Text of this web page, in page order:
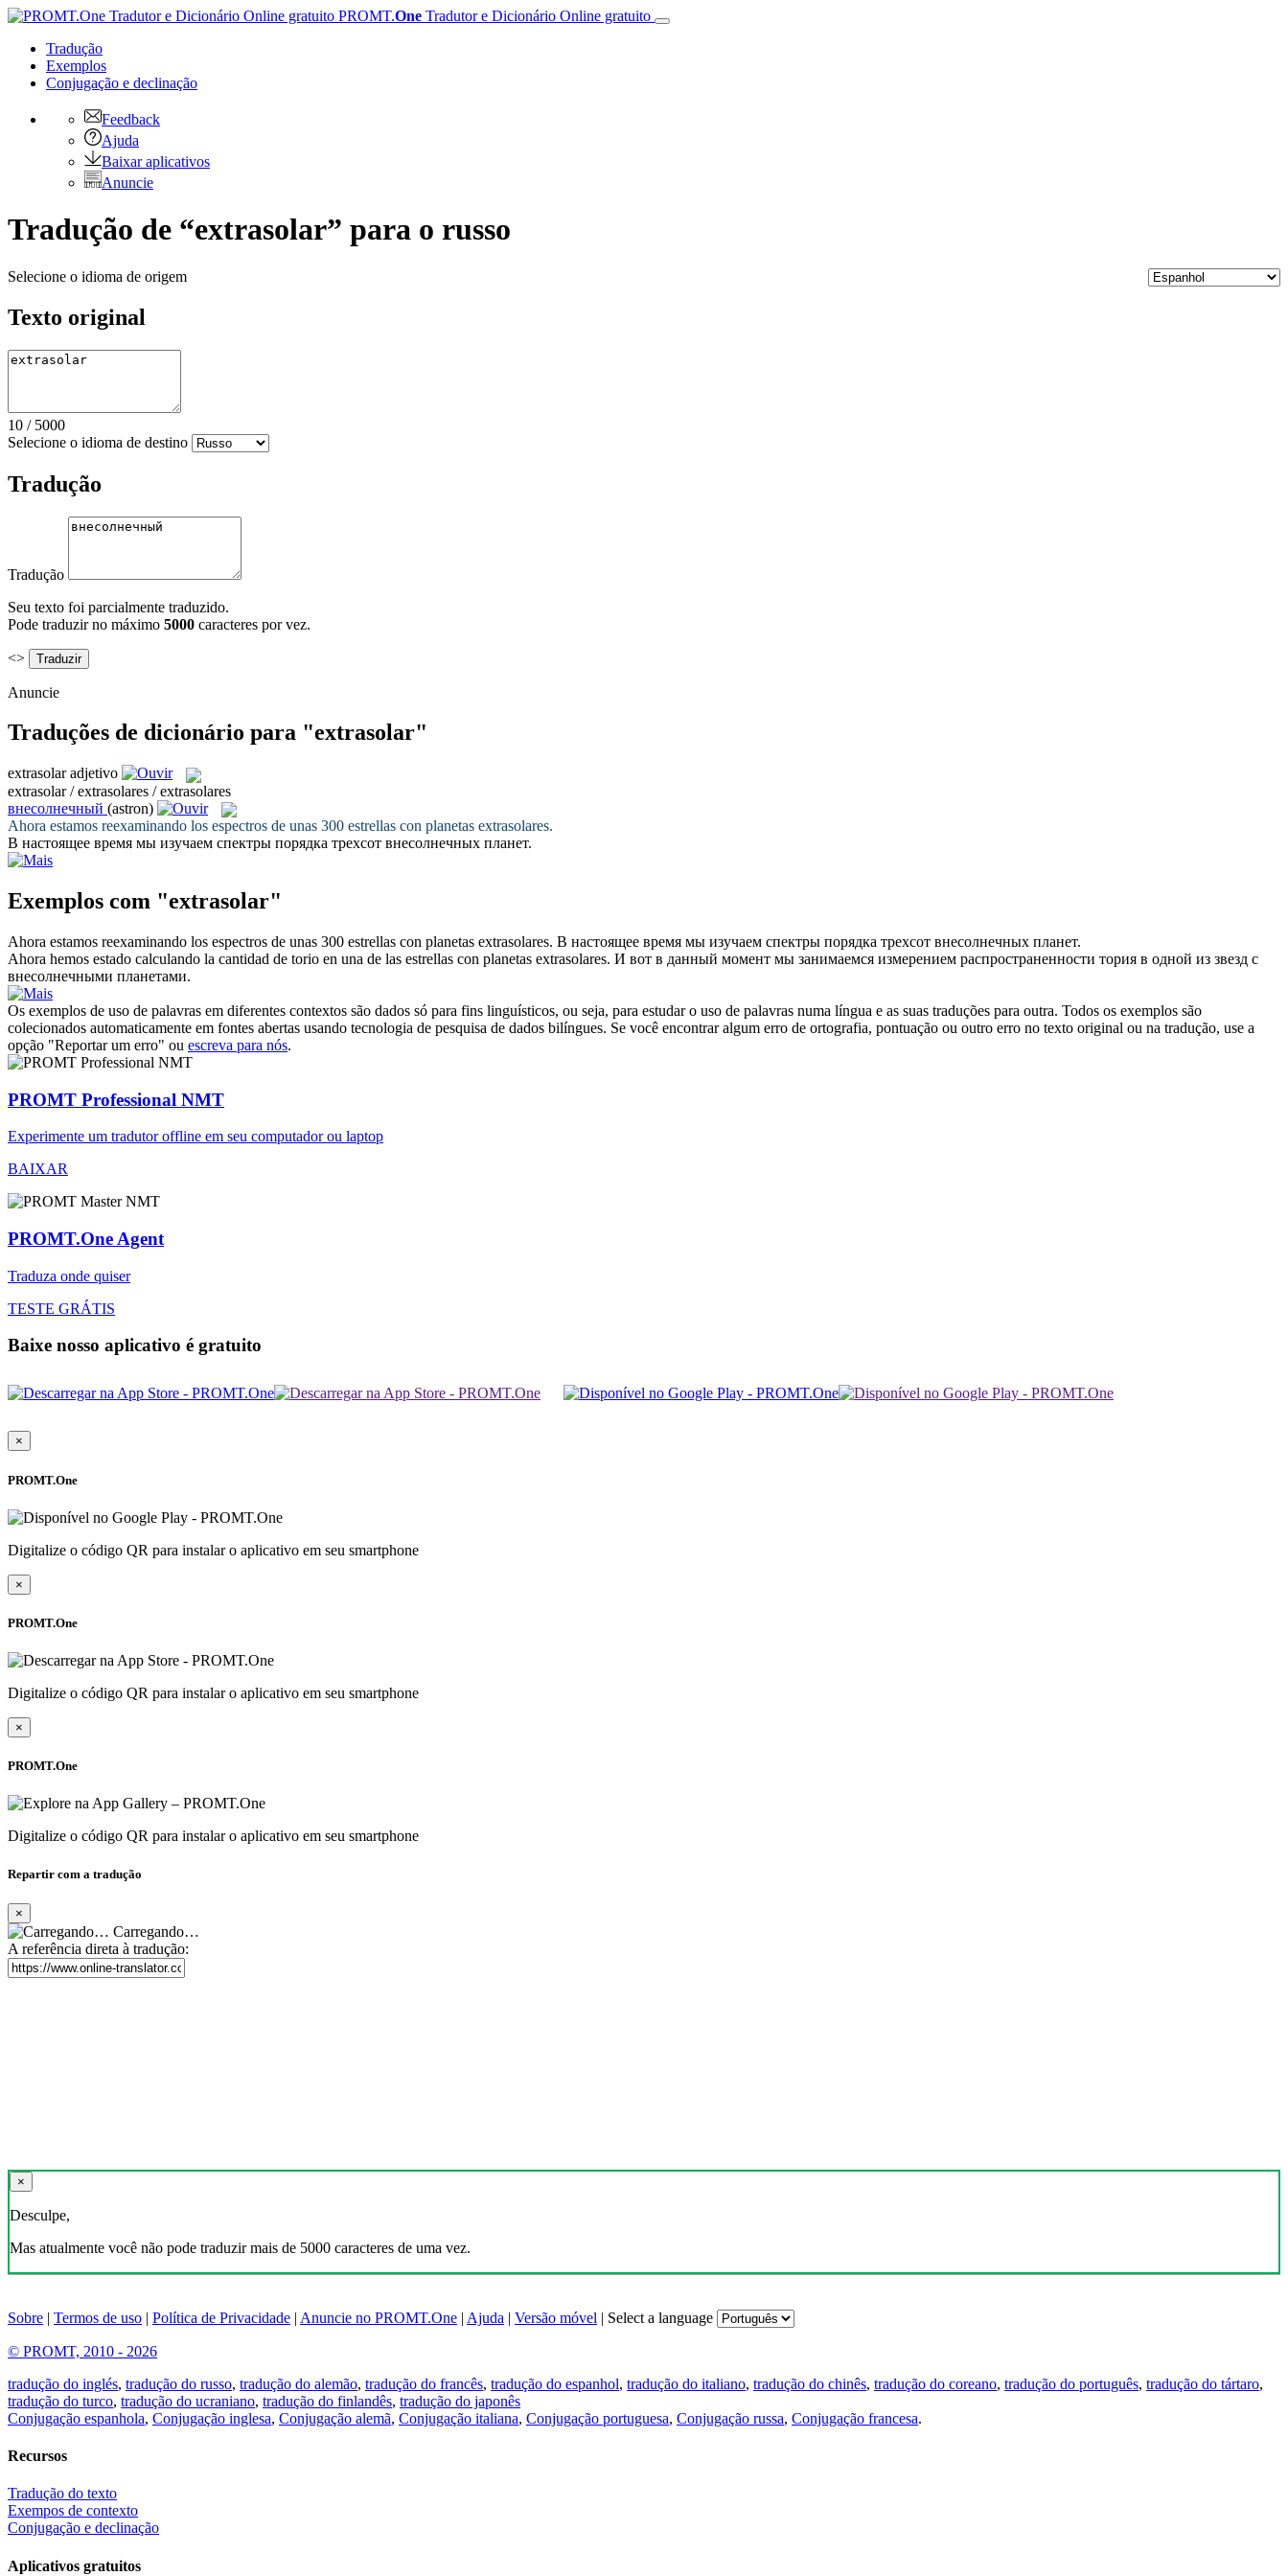
PROMT.One Tradutor e Dicionário Online gratuito
Tradução
Exemplos
Conjugação e declinação
Feedback
Ajuda
Baixar aplicativos
Anuncie
Tradução de “extrasolar” para o russo
Selecione o idioma de origem
Texto original
10 / 5000
Selecione o idioma de destino
Tradução
Tradução
Seu texto foi parcialmente traduzido.
Pode traduzir no máximo 5000 caracteres por vez.
<>
Anuncie
Traduções de dicionário para "extrasolar"
extrasolar adjetivo
extrasolar / extrasolares / extrasolares
внесолнечный (astron)
Ahora estamos reexaminando los espectros de unas 300 estrellas con planetas extrasolares.
В настоящее время мы изучаем спектры порядка трехсот внесолнечных планет.
Exemplos com "extrasolar"
Ahora estamos reexaminando los espectros de unas 300 estrellas con planetas extrasolares. В настоящее время мы изучаем спектры порядка трехсот внесолнечных планет.
Ahora hemos estado calculando la cantidad de torio en una de las estrellas con planetas extrasolares. И вот в данный момент мы занимаемся измерением распространенности тория в одной из звезд с
внесолнечными планетами.
Os exemplos de uso de palavras em diferentes contextos são dados só para fins linguísticos, ou seja, para estudar o uso de palavras numa língua e as suas traduções para outra. Todos os exemplos são
colecionados automaticamente em fontes abertas usando tecnologia de pesquisa de dados bilíngues. Se você encontrar algum erro de ortografia, pontuação ou outro erro no texto original ou na tradução, use a
opção "Reportar um erro" ou escreva para nós.
PROMT Professional NMT
Experimente um tradutor offline em seu computador ou laptop
BAIXAR
PROMT.One Agent
Traduza onde quiser
TESTE GRÁTIS
Baixe nosso aplicativo é gratuito
×
PROMT.One
Digitalize o código QR para instalar o aplicativo em seu smartphone
×
PROMT.One
Digitalize o código QR para instalar o aplicativo em seu smartphone
×
PROMT.One
Digitalize o código QR para instalar o aplicativo em seu smartphone
Repartir com a tradução
×
Carregando…
A referência direta à tradução:
×
Desculpe,
Mas atualmente você não pode traduzir mais de 5000 caracteres de uma vez.
Sobre | Termos de uso | Política de Privacidade | Anuncie no PROMT.One | Ajuda | Versão móvel | Select a language
© PROMT, 2010 - 2026
tradução do inglés, tradução do russo, tradução do alemão, tradução do francês, tradução do espanhol, tradução do italiano, tradução do chinês, tradução do coreano, tradução do português, tradução do tártaro,
tradução do turco, tradução do ucraniano, tradução do finlandês, tradução do japonês
Conjugação espanhola, Conjugação inglesa, Conjugação alemã, Conjugação italiana, Conjugação portuguesa, Conjugação russa, Conjugação francesa.
Recursos
Tradução do texto
Exempos de contexto
Conjugação e declinação
Aplicativos gratuitos